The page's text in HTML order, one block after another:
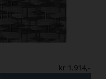
kr 1.914,-